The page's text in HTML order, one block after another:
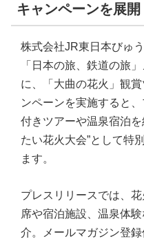
キャンペーンを展開
株式会社JR東日本びゅ
「日本の旅、鉄道の旅
に、「大曲の花火」観
ンペーンを実施すると
付きツアーや温泉宿泊
たい花火大会”として特
ます。
プレスリリースでは、
席や宿泊施設、温泉体
介。メールマガジン登録